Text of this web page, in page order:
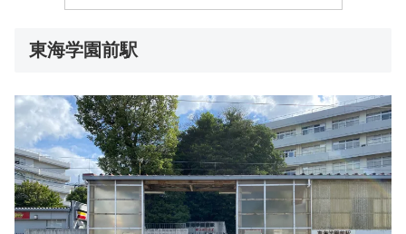
東海学園前駅